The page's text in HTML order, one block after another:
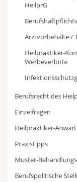
HeilprG
Arztvorbehalte /
Heilpraktiker-
Werbeverbote
Berufsrecht des
Einzelfragen
Heilpraktiker-
Praxistipps
Muster-
Berufspolitische